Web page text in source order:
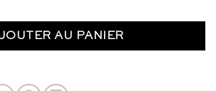
AU PANIER